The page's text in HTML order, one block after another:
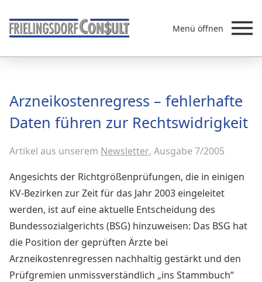
Menü öffnen
Beratung
Akademie
MVZ/Ärztenetze
Über uns
Newsletter & Presse
Arzneikostenregress – fehlerhafte
Daten führen zur Rechtswidrigkeit
Artikel aus unserem Newsletter, Ausgabe 7/2005
Angesichts der Richtgrößenprüfungen, die in einigen
KV-Bezirken zur Zeit für das Jahr 2003 eingeleitet
werden, ist auf eine aktuelle Entscheidung des
Bundessozialgerichts (BSG) hinzuweisen: Das BSG hat
die Position der geprüften Ärzte bei
Arzneikostenregressen nachhaltig gestärkt und den
Prüfgremien unmissverständlich „ins Stammbuch“